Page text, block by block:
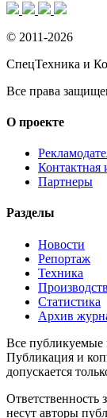
© 2011-2026
СпецТехника и
Все права
О проекте
Контактная
Партнеры
Разделы
Новости
Репортаж
Техника
Статистика
Архив
Все публикуемые
Публикация и
допускается
Ответственность
несут авторы